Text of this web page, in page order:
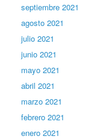
septiembre 2021
agosto 2021
julio 2021
junio 2021
mayo 2021
abril 2021
marzo 2021
febrero 2021
enero 2021